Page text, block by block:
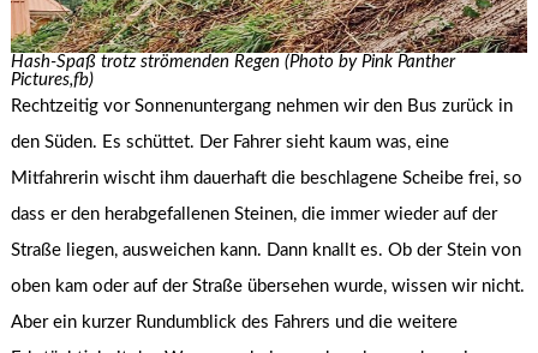
Hash-Spaß trotz strömenden Regen (Photo by Pink Panther
Pictures,fb)
Rechtzeitig vor Sonnenuntergang nehmen wir den Bus zurück in
den Süden. Es schüttet. Der Fahrer sieht kaum was, eine
Mitfahrerin wischt ihm dauerhaft die beschlagene Scheibe frei, so
dass er den herabgefallenen Steinen, die immer wieder auf der
Straße liegen, ausweichen kann. Dann knallt es. Ob der Stein von
oben kam oder auf der Straße übersehen wurde, wissen wir nicht.
Aber ein kurzer Rundumblick des Fahrers und die weitere